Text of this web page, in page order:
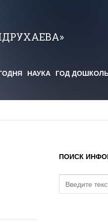
НАУКА ГОД
ПОИСК